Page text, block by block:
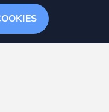
Menu
ownr ApS – CVR nr.: 36 40 88
info@ownr.dk